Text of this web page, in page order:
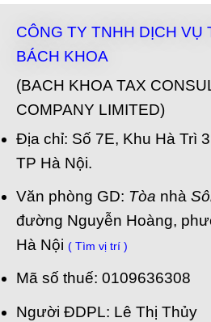
CÔNG TY TNHH DỊCH VỤ
BÁCH KHOA
(BACH KHOA TAX
COMPANY LIMITED)
Địa chỉ: Số 7E, Khu Hà Trì
TP Hà Nội.
Văn phòng GD: Tòa nhà
đường Nguyễn Hoàng,
Hà Nội ( Tìm vị trí )
Mã số thuế: 0109636308
Người ĐDPL: Lê Thị Thủy